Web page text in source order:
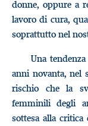
donne, oppure a
lavoro di cura,
soprattutto nel
Una
anni novanta, nel
rischio che la
femminili degli
sottesa alla